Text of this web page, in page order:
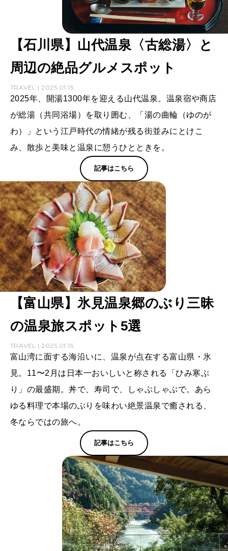
【石川県】山代温泉〈古総湯〉と
周辺の絶品グルメスポット
TRAVEL | 2025.01.15
2025年、開湯1300年を迎える山代温泉。温泉宿や商店
が総湯（共同浴場）を取り囲む、「湯の曲輪（ゆのが
わ）」という江戸時代の情緒が残る街並みにとけこ
み、散歩と美味と温泉に憩うひとときを。
記事はこちら
【富山県】氷見温泉郷のぶり三昧
の温泉旅スポット5選
TRAVEL | 2025.01.15
富山湾に面する海沿いに、温泉が点在する富山県・氷
見。11〜2月は日本一おいしいと称される「ひみ寒ぶ
り」の最盛期。丼で、寿司で、しゃぶしゃぶで。あら
ゆる料理で本場のぶりを味わい絶景温泉で癒される、
冬ならではの旅へ。
記事はこちら